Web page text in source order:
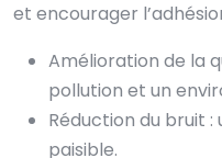
et encourager
Amélioration de la
pollution et un
Réduction du bruit
paisible.